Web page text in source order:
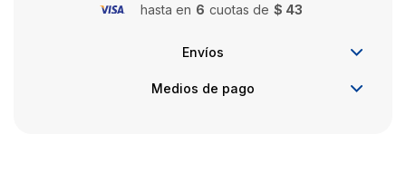
hasta en 6 cuotas de $ 43
Envíos
Medios de pago